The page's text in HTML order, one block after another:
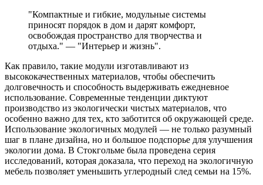
"Компактные и гибкие, модульные системы
приносят порядок в дом и дарят комфорт,
освобождая пространство для творчества и
отдыха." — "Интерьер и жизнь".
Как правило, такие модули изготавливают из
высококачественных материалов, чтобы обеспечить
долговечность и способность выдерживать ежедневное
использование. Современные тенденции диктуют
производство из экологически чистых материалов, что
особенно важно для тех, кто заботится об окружающей среде.
Использование экологичных модулей — не только разумный
шаг в плане дизайна, но и большое подспорье для улучшения
экологии дома. В Стокгольме была проведена серия
исследований, которая доказала, что переход на экологичную
мебель позволяет уменьшить углеродный след семьи на 15%.